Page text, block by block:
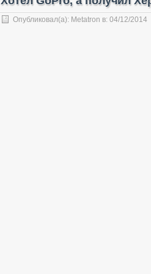
Опубликовал(а): Metatron в: 04/12/2014